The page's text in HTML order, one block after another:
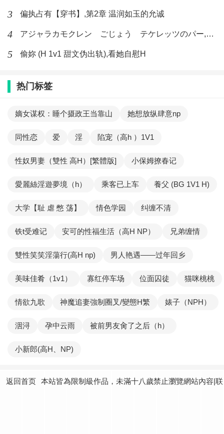
3 偏执占有【穿书】,第2章 温润如玉的允诚
4 アジャラカモクレン ごじょう テケレッツのパー,【No. 42 Rube Goldberg Machine】十四
5 偷妳 (H 1v1 甜文伪出轨),看她自慰H
热门标签
嫡女谋权：睡个摄政王当靠山 她想放纵肆意np
同性恋 爱 淫 陷宠（高h ）1V1
性奴男妻（雙性 高H）[繁體版] 小保姆撩春记
愛麗絲淫遊夢境（h） 乘客已上车 養父 (BG 1V1 H)
大学【耻 虐 憋 荡】 情色学园 纠缠不清
铁t受难记 安可的性福生活（高H NP） 兄弟缠情
雙性笑笑淫蕩行(高H np) 男人艳遇——过年回乡
美味佳肴（1v1） 寡红停车场 位面囚徒 猫咪桃桃
情欲九歌 神魔追妻強制圈叉/變態H繁 婊子（NPH）
洇浔 孕中云雨 被前男友肏了之后（h）
小新郎(高H、NP)
返回首页 本站皆為限制級作品，未滿十八歲禁止瀏覽網站內容|联